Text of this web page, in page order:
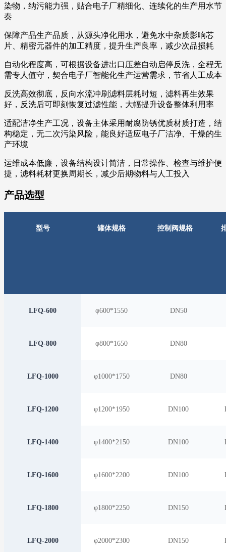
染物，纳污能力强，贴合电子厂精细化、连续化的生产用水节
奏
保障产品生产品质，从源头净化用水，避免水中杂质影响芯
片、精密元器件的加工精度，提升生产良率，减少次品损耗
自动化程度高，可根据设备进出口压差自动启停反洗，全程无
需专人值守，契合电子厂智能化生产运营需求，节省人工成本
反洗高效彻底，反向水流冲刷滤料层耗时短，滤料再生效果
好，反洗后可即刻恢复过滤性能，大幅提升设备整体利用率
适配洁净生产工况，设备主体采用耐腐防锈优质材质打造，结
构稳定，无二次污染风险，能良好适应电子厂洁净、干燥的生
产环境
运维成本低廉，设备结构设计简洁，日常操作、检查与维护便
捷，滤料耗材更换周期长，减少后期物料与人工投入
产品选型
型号 罐体规格 控制阀规格
LFQ-600 φ600*1550 DN50
LFQ-800 φ800*1650 DN80
LFQ-1000 φ1000*1750 DN80
LFQ-1200 φ1200*1950 DN100
LFQ-1400 φ1400*2150 DN100
LFQ-1600 φ1600*2200 DN100
LFQ-1800 φ1800*2250 DN150
LFQ-2000 φ2000*2300 DN150